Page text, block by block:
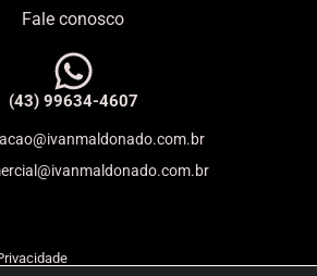
Fale conosco
(43) 99634-4607